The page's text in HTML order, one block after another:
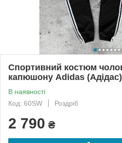
Спортивний костюм
капюшону Adidas (Адідас)
В наявності
Код: 60SW
Роздріб
2 790 ₴